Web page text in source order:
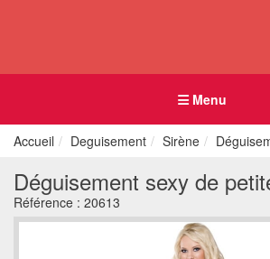
Menu
Accueil Deguisement Sirène
Déguisement sexy de
Référence : 20613